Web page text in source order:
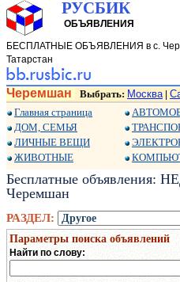
РУСБИК
ОБЪЯВЛЕНИЯ
БЕСПЛАТНЫЕ ОБЪЯВЛЕНИЯ в с.
Татарстан
Черемшан Выбрать: Москва|
Главная страница
ДОМ, СЕМЬЯ
ЛИЧНЫЕ ВЕЩИ
ЖИВОТНЫЕ
Бесплатные объявления:
Черемшан
РАЗДЕЛ:
Параметры поиска объявлений
Найти по слову: